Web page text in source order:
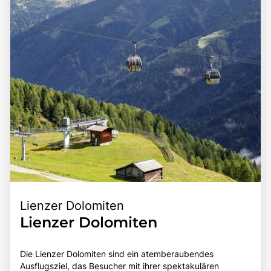
einem unvergesslichen Erlebnis für Naturliebhaber und
Abenteuerlustige.
das Virgental zu einem bereichernden Erlebnis für alle, die
die Schönheit und Faszination der Tiroler Alpen entdecken
möchten.
Lienzer Dolomiten
Lienzer Dolomiten
Die Lienzer Dolomiten sind ein atemberaubendes
Ausflugsziel, das Besucher mit ihrer spektakulären